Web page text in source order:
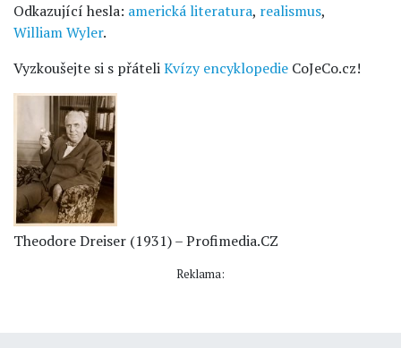
Odkazující hesla: americká literatura, realismus,
William Wyler.
Vyzkoušejte si s přáteliKvízy encyklopedie CoJeCo.cz!
Theodore Dreiser (1931) – Profimedia.CZ
Reklama: